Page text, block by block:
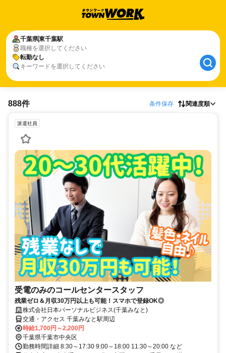
千葉県東千葉駅
職種を選択してください
転勤なし
キーワードを選択してください
888件 条件保存 関連度順
派遣社員
受電のみのコールセンタースタッフ
残業ゼロ＆月収30万円以上も可能！スマホで登録OK◎
株式会社日本パーソナルビジネス(千葉みなと)
交通・アクセス 千葉みなと駅周辺
時給1,700円～2,200円
千葉県千葉市中央区
勤務時間詳細 8:30～17:30 9:00～18:00 11:30～20:00 など